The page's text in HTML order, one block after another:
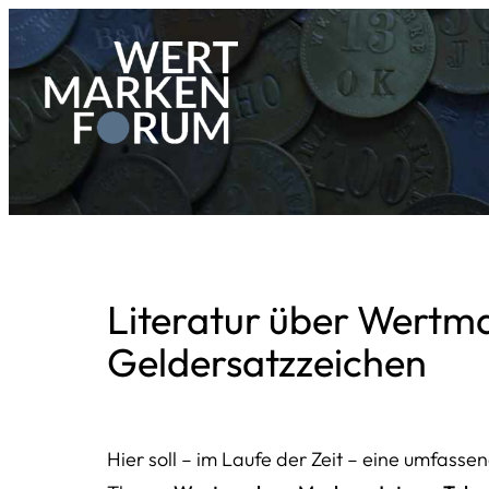
Zum
Inhalt
springen
Literatur über
Geldersatzzeichen
Hier soll – im Laufe der Zeit – eine